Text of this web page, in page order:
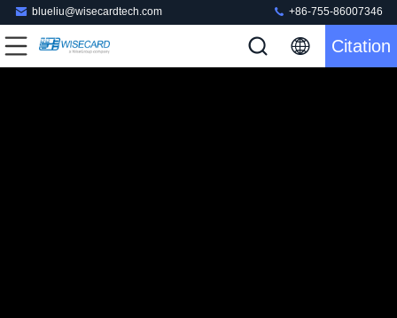
blueliu@wisecardtech.com +86-755-86007346
Citation